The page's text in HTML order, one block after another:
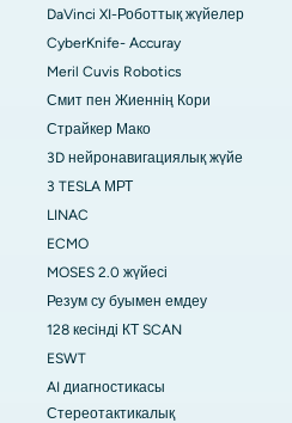
DaVinci XI-Роботтық жүйелер
CyberKnife- Accuray
Meril Cuvis Robotics
Смит пен Жиеннің Кори
Страйкер Мако
3D нейронавигациялық жүйе
3 TESLA МРТ
LINAC
ECMO
MOSES 2.0 жүйесі
Резум су буымен емдеу
128 кесінді КТ SCAN
ESWT
AI диагностикасы
Стереотактикалық